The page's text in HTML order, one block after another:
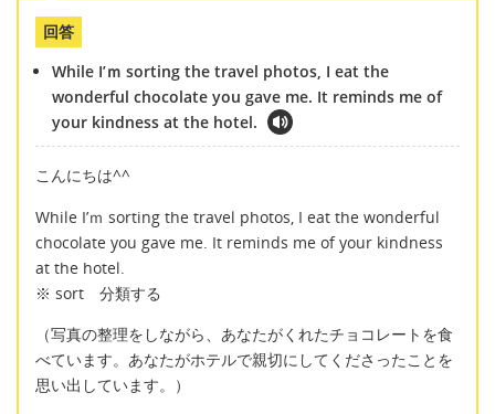
回答
While I’ｍ sorting the travel photos, I eat the
wonderful chocolate you gave me. It reminds me of
your kindness at the hotel.
こんにちは^^
While I’ｍ sorting the travel photos, I eat the wonderful
chocolate you gave me. It reminds me of your kindness
at the hotel.
※ sort 分類する
（写真の整理をしながら、あなたがくれたチョコレートを食
べています。あなたがホテルで親切にしてくださったことを
思い出しています。）